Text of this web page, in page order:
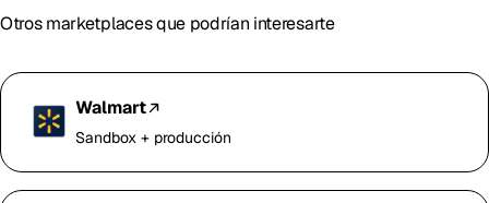
Otros marketplaces que podrían interesarte
Walmart
Sandbox + producción